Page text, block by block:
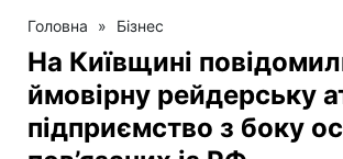
Головна » Бізнес
На Київщині
ймовірну рейдерську
підприємство з боку